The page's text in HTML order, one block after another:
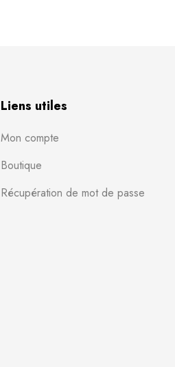
Liens utiles
Mon compte
Boutique
Récupération de mot de passe